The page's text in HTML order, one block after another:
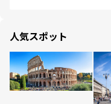
人気スポット